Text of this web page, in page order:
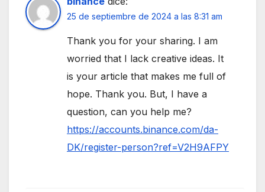
25 de septiembre de 2024 a las 8:31 am
Thank you for your sharing. I am
worried that I lack creative ideas. It
is your article that makes me full of
hope. Thank you. But, I have a
question, can you help me?
https://accounts.binance.com/da-
DK/register-person?ref=V2H9AFPY